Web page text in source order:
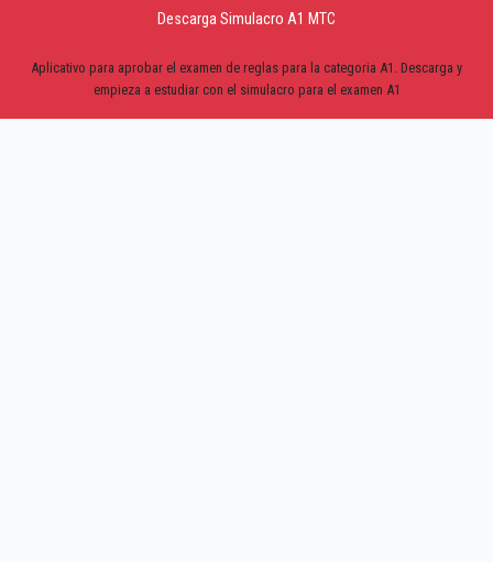
Descarga Simulacro A1 MTC
Aplicativo para aprobar el examen de reglas para la categoria A1. Descarga y
empieza a estudiar con el simulacro para el examen A1